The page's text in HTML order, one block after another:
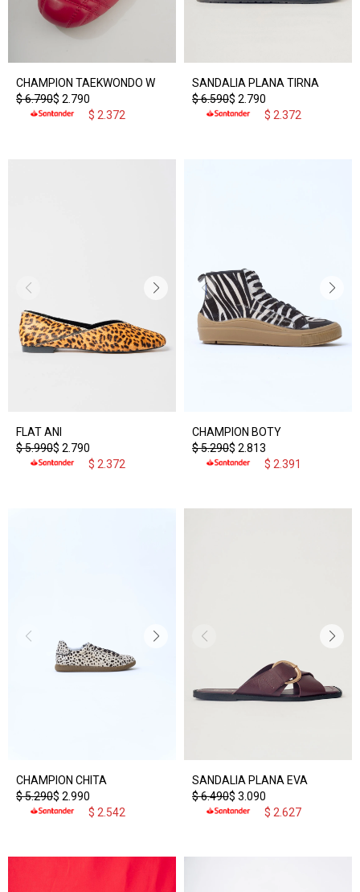
CHAMPION TAEKWONDO W
$ 2.790
$6.790
$ 2.372
SANDALIA PLANA TIRNA
$ 2.790
$6.590
$ 2.372
FLAT ANI
$ 2.790
$5.990
$ 2.372
CHAMPION BOTY
$ 2.813
$5.290
$ 2.391
CHAMPION CHITA
$ 2.990
$5.290
$ 2.542
SANDALIA PLANA EVA
$ 3.090
$6.490
$ 2.627